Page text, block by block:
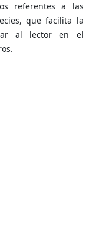
referentes a las
que facilita la
al lector en el